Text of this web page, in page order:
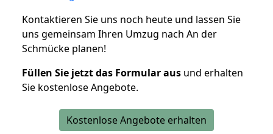
Kontaktieren Sie uns noch heute und lassen Sie
uns gemeinsam Ihren Umzug nach An der
Schmücke planen!
Füllen Sie jetzt das Formular aus und erhalten
Sie kostenlose Angebote.
Kostenlose Angebote erhalten